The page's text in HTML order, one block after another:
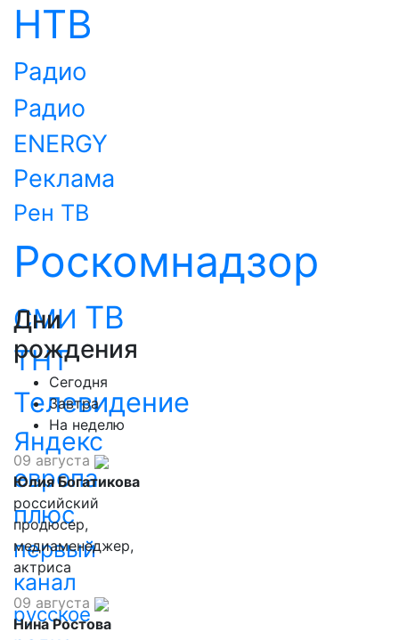
НТВ
Радио
Радио
ENERGY
Реклама
Рен ТВ
Роскомнадзор
СМИ ТВ
ТНТ
Телевидение
Яндекс
европа
плюс
первый
канал
русское
Дни
рождения
Сегодня
Завтра
На неделю
09 августа
Юлия Богатикова
российский
продюсер,
медиаменеджер,
актриса
09 августа
Нина Ростова